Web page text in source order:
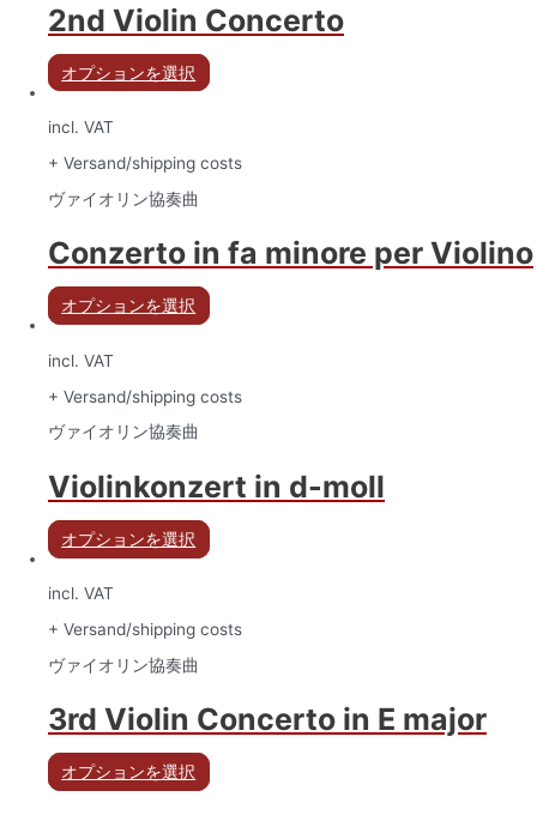
2nd Violin Concerto
オプションを選択
incl. VAT
+ Versand/shipping costs
ヴァイオリン協奏曲
Conzerto in fa minore per Violino
オプションを選択
incl. VAT
+ Versand/shipping costs
ヴァイオリン協奏曲
Violinkonzert in d-moll
オプションを選択
incl. VAT
+ Versand/shipping costs
ヴァイオリン協奏曲
3rd Violin Concerto in E major
オプションを選択